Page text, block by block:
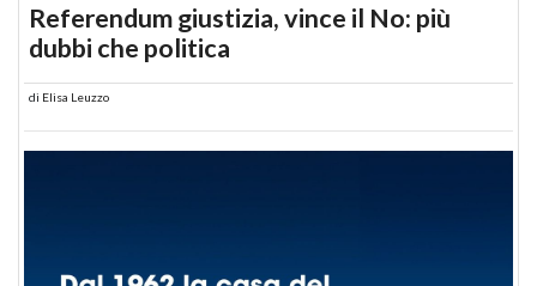
Referendum giustizia, vince il No: più
dubbi che politica
di Elisa Leuzzo